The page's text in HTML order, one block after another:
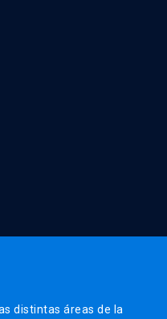
distintas áreas de la